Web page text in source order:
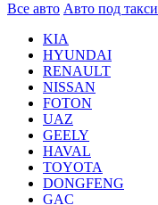
Все авто Авто под такси
KIA
HYUNDAI
RENAULT
NISSAN
FOTON
UAZ
GEELY
HAVAL
TOYOTA
DONGFENG
GAC